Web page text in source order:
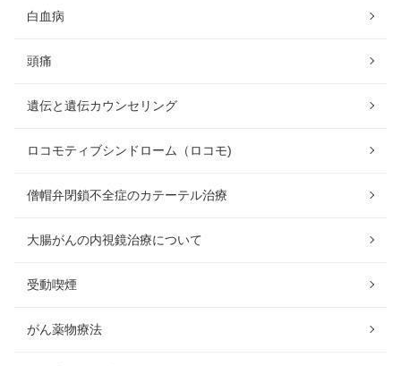
白血病
頭痛
遺伝と遺伝カウンセリング
ロコモティブシンドローム（ロコモ)
僧帽弁閉鎖不全症のカテーテル治療
大腸がんの内視鏡治療について
受動喫煙
がん薬物療法